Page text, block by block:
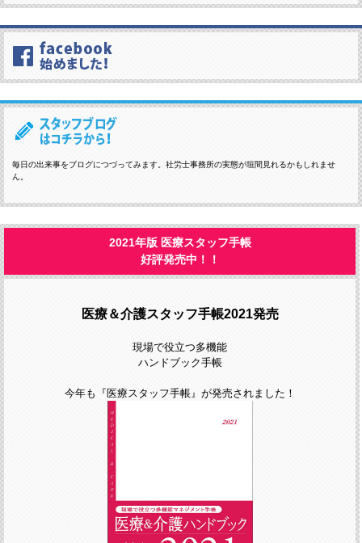
毎日の出来事をブログにつづってみます。社労士事務所の実態が垣間見れるかもしれませ
ん。
2021年版 医療スタッフ手帳
好評発売中！！
医療＆介護スタッフ手帳2021発売
現場で役立つ多機能
ハンドブック手帳
今年も『医療スタッフ手帳』が発売されました！